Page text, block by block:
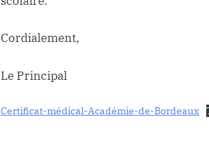
Cordialement,
Le Principal
Certificat-médical-Académie-de-Bordeaux